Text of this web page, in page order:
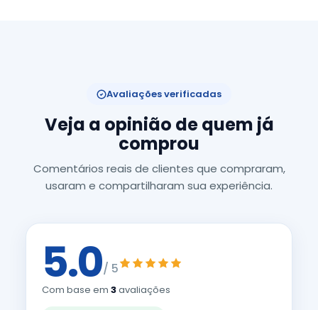
Avaliações verificadas
Veja a opinião de quem já
comprou
Comentários reais de clientes que compraram,
usaram e compartilharam sua experiência.
5.0/ 5
Com base em 3avaliações